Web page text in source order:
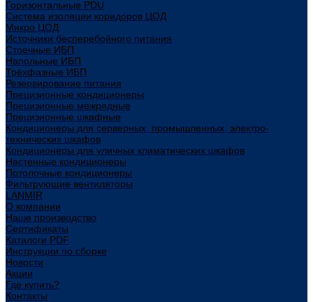
Горизонтальные PDU
Система изоляции коридоров ЦОД
Микро ЦОД
Источники бесперебойного питания
Стоечные ИБП
Напольные ИБП
Трёхфазные ИБП
Резервирование питания
Прецизионные кондиционеры
Прецизионные межрядные
Прецизионные шкафные
Кондиционеры для серверных, промышленных, электро-
технических шкафов
Кондиционеры для уличных климатических шкафов
Настенные кондиционеры
Потолочные кондиционеры
Фильтрующие вентиляторы
LANMIR
О компании
Наше производство
Сертификаты
Каталоги PDF
Инструкции по сборке
Новости
Акции
Где купить?
Контакты